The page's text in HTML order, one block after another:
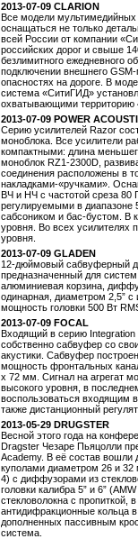
2013-07-09 CLARION
Все модели мультимедийных
оснащаться не только
всей России от компании
российских дорог и свыше
безлимитного ежедневного
подключении внешнего
опасностях на дороге. В
система «СитиГИД»
охватывающими территорию
2013-07-09 POWER
Серию усилителей Razor
моноблока. Все усилители
компактными: длина
моноблок RZ1-2300D,
соединения расположены в
накладками-«ручками».
ВЧ и НЧ с частотой среза 80
регулируемыми в
сабсоником и бас-бустом. В
уровня. Во всех усилителях
уровня.
2013-07-09 GLADEN
12-дюймовый сабвуферный
предназначенный для
алюминиевая корзина,
одинарная, диаметром 2,5”
мощность головки 500 Вт
2013-07-09 FOCAL
Входящий в серию
собственно сабвуфер со
акустики. Сабвуфер
мощность фронтальных
х 72 мм. Сигнал на агрегат
высокого уровня, в
воспользоваться входящим
также дистанционный
2013-05-29 DRUGSTER
Весной этого года на
Dragster Чезаре Пьяцолли
Academy. В её состав
куполами диаметром 26 и 32
4) с диффузорами из
головки калибра 5” и 6”
стекловолокна с пропиткой,
антидифракционные кольца
дополненных пассивным
система.